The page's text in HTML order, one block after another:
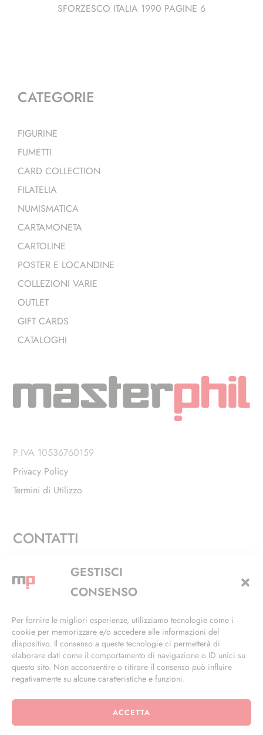
GESTISCI
CONSENSO
Per fornire le migliori esperienze, utilizziamo tecnologie come i
cookie per memorizzare e/o accedere alle informazioni del
dispositivo. Il consenso a queste tecnologie ci permetterà di
elaborare dati come il comportamento di navigazione o ID unici su
questo sito. Non acconsentire o ritirare il consenso può influire
negativamente su alcune caratteristiche e funzioni.
ACCETTA
SFORZESCO ITALIA 1990 PAGINE 6
CATEGORIE
FIGURINE
FUMETTI
CARD COLLECTION
FILATELIA
NUMISMATICA
CARTAMONETA
CARTOLINE
POSTER E LOCANDINE
COLLEZIONI VARIE
OUTLET
GIFT CARDS
CATALOGHI
P.IVA 10536760159
Privacy Policy
Termini di Utilizzo
CONTATTI
Via Alfieri, 27 - Trezzano Sul Naviglio (MI)
+39 02 4846 3155
info@masterphil.it